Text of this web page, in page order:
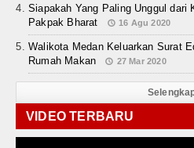
Siapakah Yang Paling Unggul dari
Pakpak Bharat
16 Agu 2020
Walikota Medan Keluarkan Surat
Rumah Makan
27 Mar 2020
VIDEO TERBARU